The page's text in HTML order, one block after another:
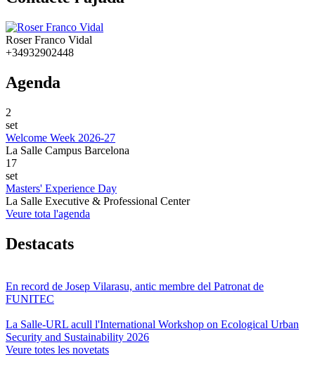
Roser Franco Vidal
+34932902448
Agenda
2
set
Welcome Week 2026-27
La Salle Campus Barcelona
17
set
Masters' Experience Day
La Salle Executive & Professional Center
Veure tota l'agenda
Destacats
En record de Josep Vilarasu, antic membre del Patronat de
FUNITEC
La Salle-URL acull l'International Workshop on Ecological Urban
Security and Sustainability 2026
Veure totes les novetats